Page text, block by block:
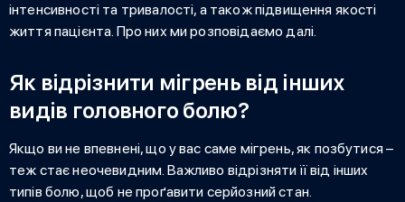
інтенсивності та тривалості, а також підвищення якості
життя пацієнта. Про них ми розповідаємо далі.
Як відрізнити мігрень від інших
видів головного болю?
Якщо ви не впевнені, що у вас саме мігрень, як позбутися –
теж стає неочевидним. Важливо відрізняти її від інших
типів болю, щоб не проґавити серйозний стан.